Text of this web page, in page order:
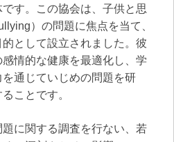
す。この協会は、子供と思
）の問題に焦点を当て、
として設立されました。彼
情的な健康を最適化し、学
通じていじめの問題を研
ことです。
に関する調査を行ない、若